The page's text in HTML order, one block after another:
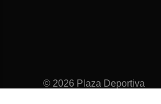
© 2026 Plaza Deportiva